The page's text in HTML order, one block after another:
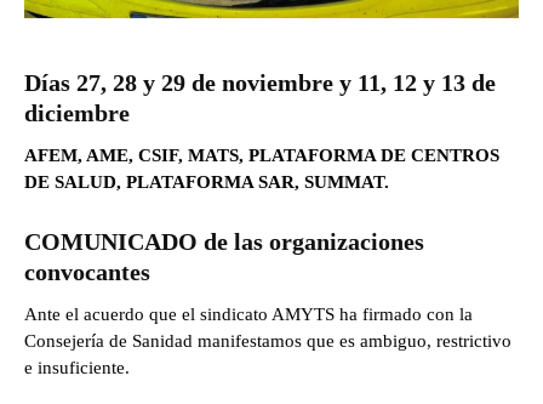
Días 27, 28 y 29 de noviembre y 11, 12 y 13 de
diciembre
AFEM, AME, CSIF, MATS, PLATAFORMA DE CENTROS
DE SALUD, PLATAFORMA SAR, SUMMAT.
COMUNICADO de las organizaciones
convocantes
Ante el acuerdo que el sindicato AMYTS ha firmado con la
Consejería de Sanidad manifestamos que es ambiguo, restrictivo
e insuficiente.